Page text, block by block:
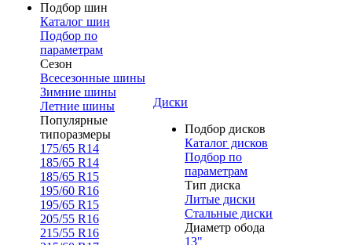
Подбор шин
Каталог шин
Подбор по
параметрам
Сезон
Всесезонные шины
Зимние шины
Летние шины
Популярные
типоразмеры
175/65 R14
185/65 R14
185/65 R15
195/60 R16
195/65 R15
205/55 R16
215/55 R16
Диски
Подбор дисков
Каталог дисков
Подбор по
параметрам
Тип диска
Литые диски
Стальные диски
Диаметр обода
13"